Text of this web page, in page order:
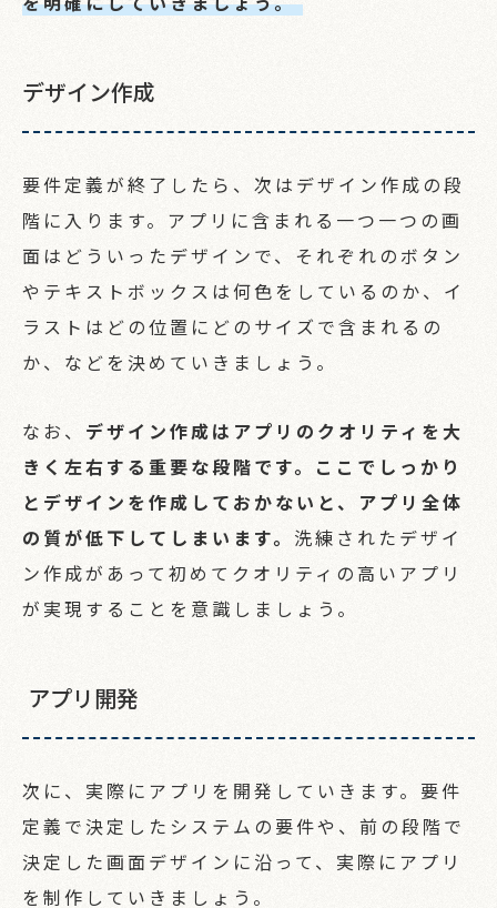
デザイン作成
要件定義が終了したら、次はデザイン作成の段
階に入ります。アプリに含まれる一つ一つの画
面はどういったデザインで、それぞれのボタン
やテキストボックスは何色をしているのか、イ
ラストはどの位置にどのサイズで含まれるの
か、などを決めていきましょう。
なお、 デザイン作成はアプリのクオリティを大
きく左右する重要な段階です。ここでしっかり
とデザインを作成しておかないと、アプリ全体
の質が低下してしまいます。 洗練されたデザイ
ン作成があって初めてクオリティの高いアプリ
が実現することを意識しましょう。
アプリ開発
次に、実際にアプリを開発していきます。要件
定義で決定したシステムの要件や、前の段階で
決定した画面デザインに沿って、実際にアプリ
を制作していきましょう。